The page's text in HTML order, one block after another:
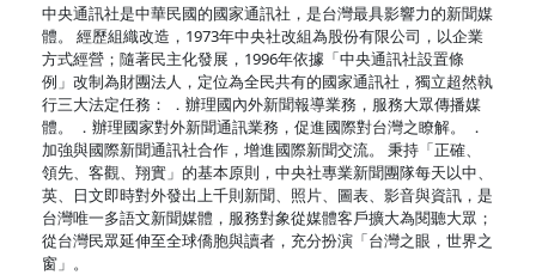
中央通訊社是中華民國的國家通訊社，是台灣最具影響力的新聞媒
體。 經歷組織改造，1973年中央社改組為股份有限公司，以企業
方式經營；隨著民主化發展，1996年依據「中央通訊社設置條
例」改制為財團法人，定位為全民共有的國家通訊社，獨立超然執
行三大法定任務： ．辦理國內外新聞報導業務，服務大眾傳播媒
體。 ．辦理國家對外新聞通訊業務，促進國際對台灣之瞭解。 ．
加強與國際新聞通訊社合作，增進國際新聞交流。 秉持「正確、
領先、客觀、翔實」的基本原則，中央社專業新聞團隊每天以中、
英、日文即時對外發出上千則新聞、照片、圖表、影音與資訊，是
台灣唯一多語文新聞媒體，服務對象從媒體客戶擴大為閱聽大眾；
從台灣民眾延伸至全球僑胞與讀者，充分扮演「台灣之眼，世界之
窗」。